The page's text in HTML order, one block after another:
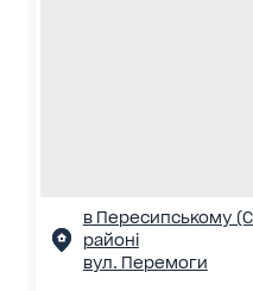
в Пересипському
районі
вул. Перемоги